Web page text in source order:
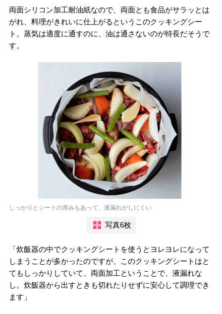
両面シリコン加工耐油紙なので、両面とも食品がサラッとは
がれ、料理がきれいに仕上がるというこのクッキングシー
ト。蒸気は適度に通すのに、油は通さないのが特長だそうで
す。
しっかりとシートの厚みもあって、液漏れがしにくい
写真6枚
「炊飯器の中でクッキングシートを使うとヨレヨレになって
しまうことが多かったのですが、このクッキングシートはと
てもしっかりしていて、両面加工ということで、液漏れな
し。炊飯器から出すときも切れたりせずに安心して調理でき
ます」